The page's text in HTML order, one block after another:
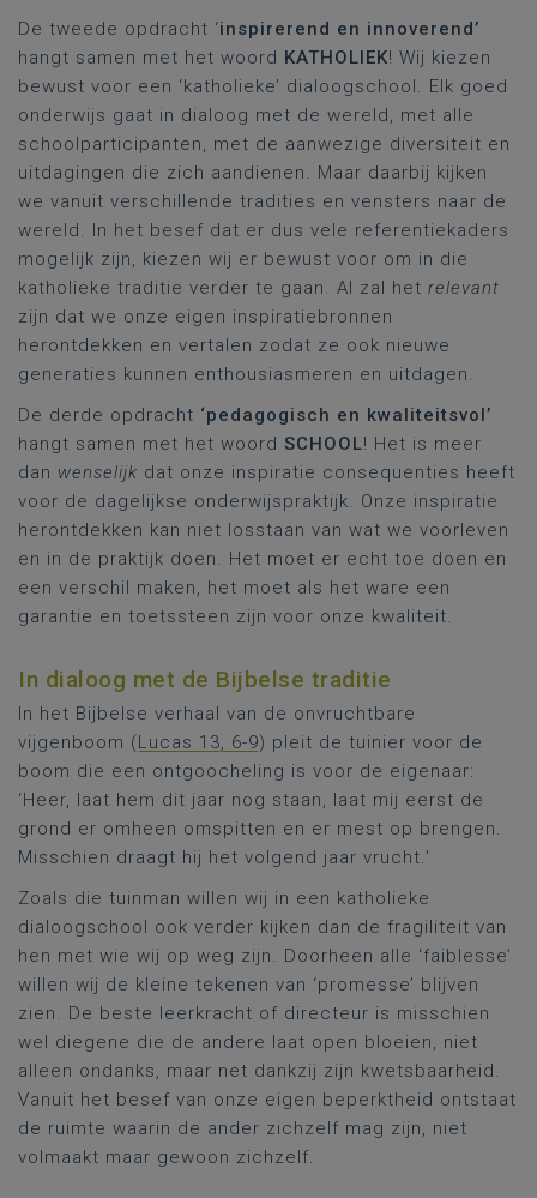
De tweede opdracht ‘inspirerend en innoverend’
hangt samen met het woord KATHOLIEK! Wij kiezen
bewust voor een ‘katholieke’ dialoogschool. Elk goed
onderwijs gaat in dialoog met de wereld, met alle
schoolparticipanten, met de aanwezige diversiteit en
uitdagingen die zich aandienen. Maar daarbij kijken
we vanuit verschillende tradities en vensters naar de
wereld. In het besef dat er dus vele referentiekaders
mogelijk zijn, kiezen wij er bewust voor om in die
katholieke traditie verder te gaan. Al zal het relevant
zijn dat we onze eigen inspiratiebronnen
herontdekken en vertalen zodat ze ook nieuwe
generaties kunnen enthousiasmeren en uitdagen.
De derde opdracht ‘pedagogisch en kwaliteitsvol’
hangt samen met het woord SCHOOL! Het is meer
dan wenselijk dat onze inspiratie consequenties heeft
voor de dagelijkse onderwijspraktijk. Onze inspiratie
herontdekken kan niet losstaan van wat we voorleven
en in de praktijk doen. Het moet er echt toe doen en
een verschil maken, het moet als het ware een
garantie en toetssteen zijn voor onze kwaliteit.
In dialoog met de Bijbelse traditie
In het Bijbelse verhaal van de onvruchtbare
vijgenboom (Lucas 13, 6-9) pleit de tuinier voor de
boom die een ontgoocheling is voor de eigenaar:
‘Heer, laat hem dit jaar nog staan, laat mij eerst de
grond er omheen omspitten en er mest op brengen.
Misschien draagt hij het volgend jaar vrucht.’
Zoals die tuinman willen wij in een katholieke
dialoogschool ook verder kijken dan de fragiliteit van
hen met wie wij op weg zijn. Doorheen alle ‘faiblesse’
willen wij de kleine tekenen van ‘promesse’ blijven
zien. De beste leerkracht of directeur is misschien
wel diegene die de andere laat open bloeien, niet
alleen ondanks, maar net dankzij zijn kwetsbaarheid.
Vanuit het besef van onze eigen beperktheid ontstaat
de ruimte waarin de ander zichzelf mag zijn, niet
volmaakt maar gewoon zichzelf.